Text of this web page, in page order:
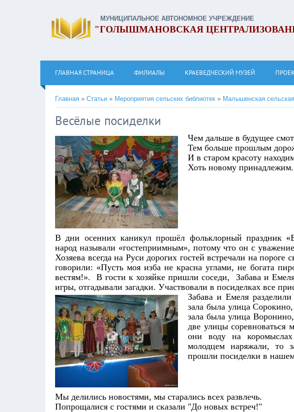
МУНИЦИПАЛЬНОЕ АВТОНОМНОЕ УЧРЕЖДЕНИЕ
"ГОЛЫШМАНОВСКАЯ
ГЛАВНАЯ СТРАНИЦА ФИЛИАЛЫ КРАЕВЕДЧЕСКИЙ МУЗЕЙ
Главная » Статьи » Мероприятия сельских библиотек » Малышенская
Весёлые посиделки
Чем дальше в будущее
Тем больше прошлым
И в старом красоту
Хоть новому принадлежим.
В дни осенних каникул прошёл фольклорный праздник
народ называли «гостеприимным», потому что он с
Хозяева всегда на Руси дорогих гостей встречали на
говорили: «Пусть моя изба не красна углами, не богата
вестям!». В гости к хозяйке пришли соседи, Забава и
игры, отгадывали загадки. Участвовали в посиделках все
Забава и Емеля
зала была улица
зала была улица
две улицы соревноваться
они воду на
молодцем наряжали, то
прошли посиделки в
Мы делились новостями, мы старались всех развлечь.
Попрощалися с гостями и сказали "До новых встреч!"